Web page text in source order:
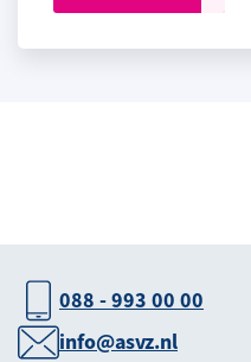
088 - 993 00 00
info@asvz.nl